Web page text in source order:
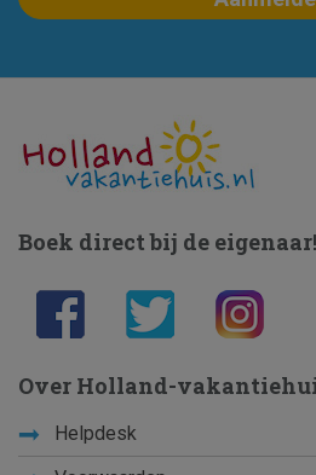
Boek direct bij de eigenaar!
Over Holland-
Helpdesk